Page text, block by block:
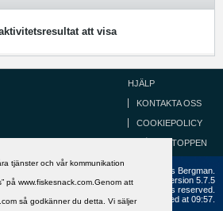
tjänster och vår kommunikation
på www.fiskesnack.com.Genom att
så godkänner du detta. Vi säljer
att visa
HJÄLP
KONTAKTA OSS
COOKIEPOLICY
GÅ TILL TOPPEN
FiskeSnack.com. Grundad 2002 av Anders Bergman.
Powered byvBulletin®
Version 5.7.5
© 2026 MH Sub I, LLC dba vBulletin. All rights reserved.
times are GMT+1. This page was generated at 09:57.